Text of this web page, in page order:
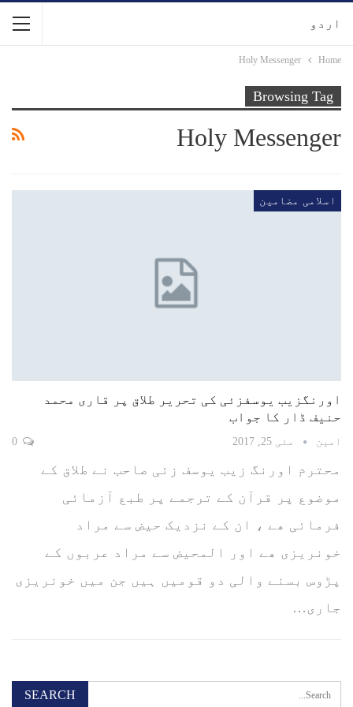
اردو
Home
Holy Messenger
Browsing Tag
Holy Messenger
اسلامی مضامین
اورنگزیب یوسفزئی کی تحریر طلاق پر قاری محمد
حنیف ڈار کا جواب
امین مئی 25, 2017
محترم اورنگ زیب یوسف زئی صاحب نے طلاق کے
موضوع پر قرآن کے ترجمے پر طبع آزمائی
فرمائی ھے ، ان کے نزدیک حیض سے مراد
خونریزی ھے اور المحیض سے مراد عربوں کے
پڑوس بسنے والی دو قومیں ہیں جن میں خونریزی
جاری…